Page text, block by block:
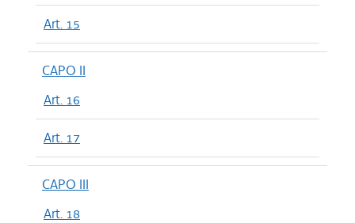
Art. 15
CAPO II
Art. 16
Art. 17
CAPO III
Art. 18